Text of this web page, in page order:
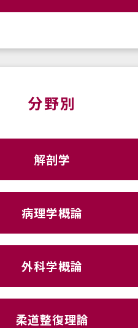
分野別
解剖学
病理学概論
外科学概論
柔道整復理論